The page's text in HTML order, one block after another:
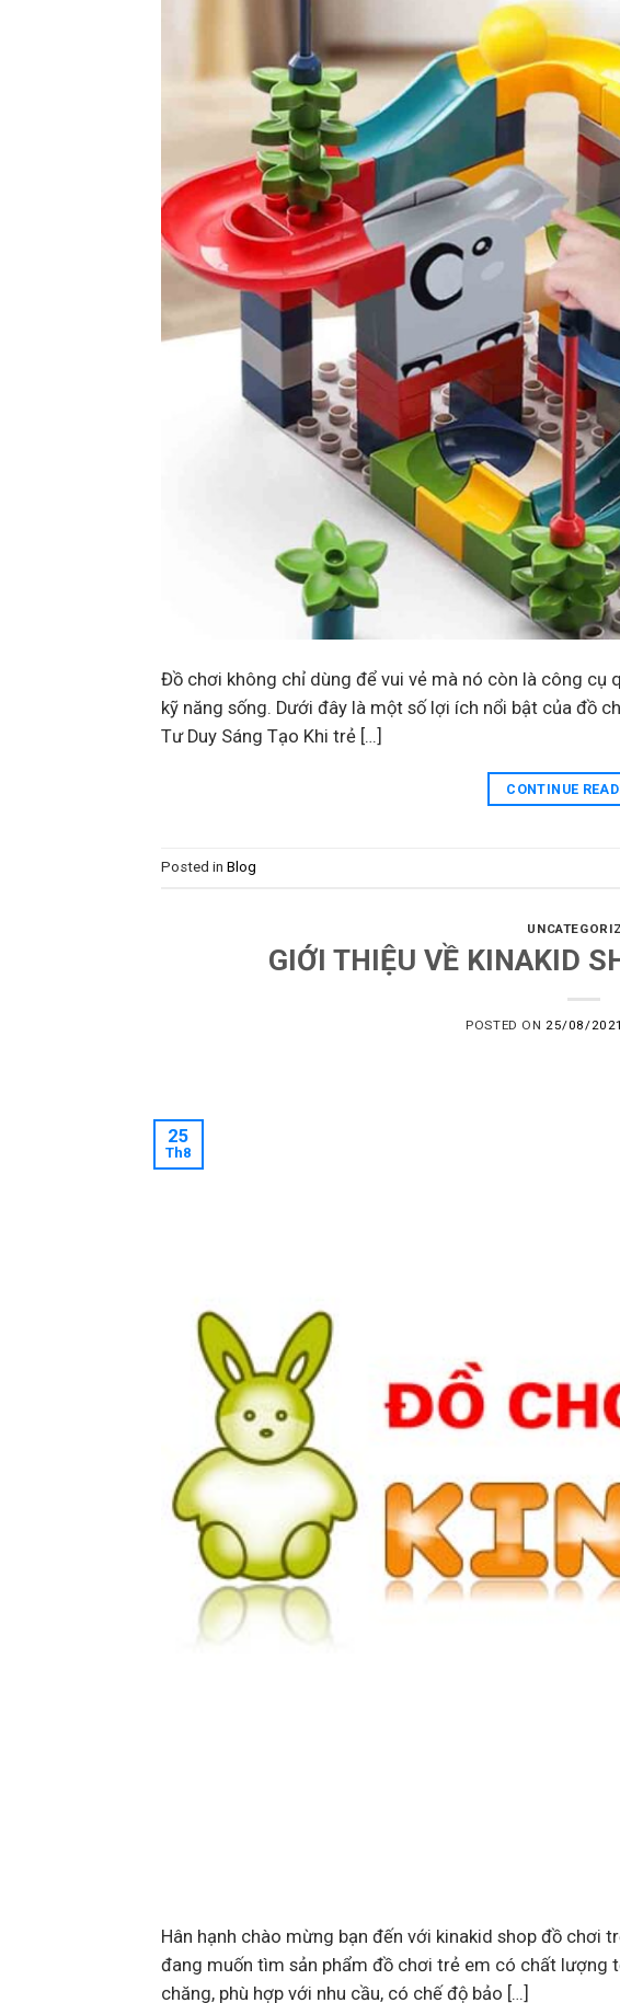
Đồ chơi không chỉ dùng để vui vẻ mà nó còn là công
kỹ năng sống. Dưới đây là một số lợi ích nổi bật của đồ
Tư Duy Sáng Tạo Khi trẻ […]
CONTINUE
Posted in Blog
GIỚI THIỆU VỀ KINAKID
POSTED ON 25/08/2021
25
Th8
Hân hạnh chào mừng bạn đến với kinakid shop đồ chơi
đang muốn tìm sản phẩm đồ chơi trẻ em có chất lượng
chăng, phù hợp với nhu cầu, có chế độ bảo […]